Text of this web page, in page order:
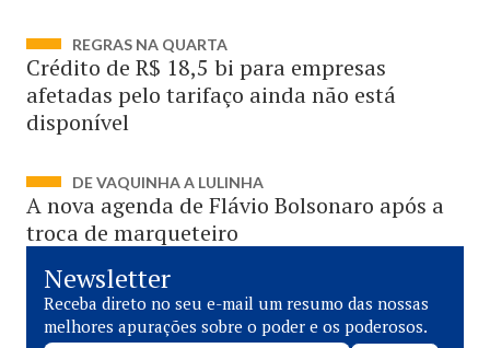
REGRAS NA QUARTA
Crédito de R$ 18,5 bi para empresas
afetadas pelo tarifaço ainda não está
disponível
DE VAQUINHA A LULINHA
A nova agenda de Flávio Bolsonaro após a
troca de marqueteiro
Newsletter
Receba direto no seu e-mail um resumo das nossas
melhores apurações sobre o poder e os poderosos.